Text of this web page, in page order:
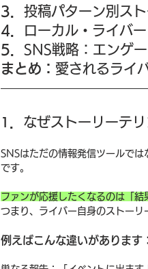
3． 投稿パターン別ス
4．
ローカル・ライバ
5． SNS戦略：エンゲ
まとめ： 愛されるライ
なぜストーリーテ
SNSはただの情報発信ツールでは
です。
ファンが応援したくなるのは「
つまり、ライバー自身のストーリ
例えばこんな違いがあります